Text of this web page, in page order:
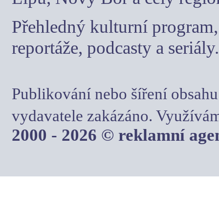
Přehledný kulturní
reportáže, podcasty a seriály.
Publikování nebo šíření
vydavatele zakázáno.
2000 - 2026 © reklamní